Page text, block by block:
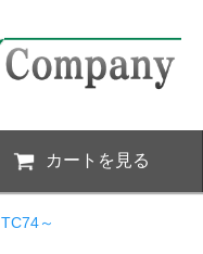
カートを見る
TC74～